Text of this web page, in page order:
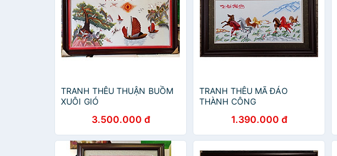
TRANH THÊU THUẬN BUỒM
XUÔI GIÓ
3.500.000 đ
TRANH THÊU MÃ ĐÁO
THÀNH CÔNG
1.390.000 đ